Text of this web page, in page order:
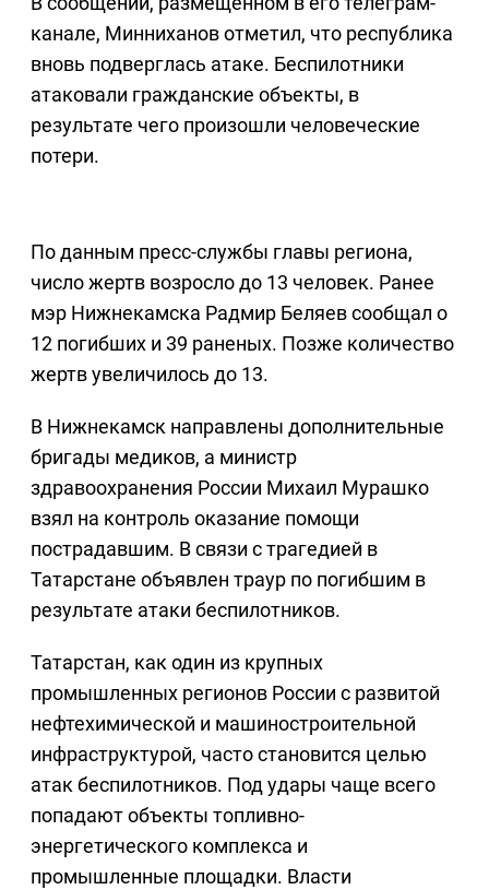
канале, Минниханов отметил, что республика
вновь подверглась атаке. Беспилотники
атаковали гражданские объекты, в
результате чего произошли человеческие
потери.
По данным пресс-службы главы региона,
число жертв возросло до 13 человек. Ранее
мэр Нижнекамска Радмир Беляев сообщал о
12 погибших и 39 раненых. Позже количество
жертв увеличилось до 13.
В Нижнекамск направлены дополнительные
бригады медиков, а министр
здравоохранения России Михаил Мурашко
взял на контроль оказание помощи
пострадавшим. В связи с трагедией в
Татарстане объявлен траур по погибшим в
результате атаки беспилотников.
Татарстан, как один из крупных
промышленных регионов России с развитой
нефтехимической и машиностроительной
инфраструктурой, часто становится целью
атак беспилотников. Под удары чаще всего
попадают объекты топливно-
энергетического комплекса и
промышленные площадки. Власти